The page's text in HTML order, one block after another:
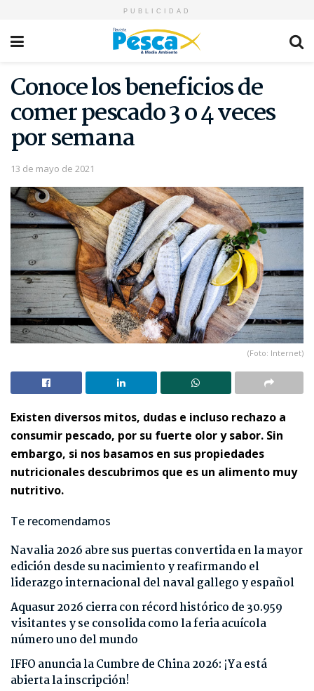
PUBLICIDAD
Conoce los beneficios de
comer pescado 3 o 4 veces
por semana
13 de mayo de 2021
(Foto: Internet)
Existen diversos mitos, dudas e incluso rechazo a
consumir pescado, por su fuerte olor y sabor. Sin
embargo, si nos basamos en sus propiedades
nutricionales descubrimos que es un alimento muy
nutritivo.
Te recomendamos
Navalia 2026 abre sus puertas convertida en la mayor
edición desde su nacimiento y reafirmando el
liderazgo internacional del naval gallego y español
Aquasur 2026 cierra con récord histórico de 30.959
visitantes y se consolida como la feria acuícola
número uno del mundo
IFFO anuncia la Cumbre de China 2026: ¡Ya está
abierta la inscripción!